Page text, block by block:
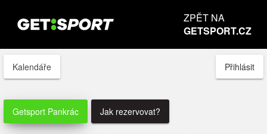
ZPĚT NA
GETSPORT.CZ
Kalendáře Přihlásit
Getsport Pankrác Jak rezervovat?